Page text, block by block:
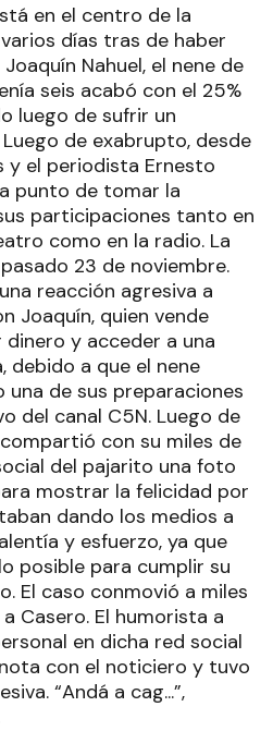
en el centro de la
días tras de haber
Nahuel, el nene de
seis acabó con el 25%
luego de sufrir un
de exabrupto, desde
y el periodista Ernesto
punto de tomar la
participaciones tanto en
como en la radio. La
23 de noviembre.
reacción agresiva a
Joaquín, quien vende
y acceder a una
debido a que el nene
una de sus preparaciones
del canal C5N. Luego de
con su miles de
del pajarito una foto
mostrar la felicidad por
dando los medios a
y esfuerzo, ya que
posible para cumplir su
El caso conmovió a miles
Casero. El humorista a
en dicha red social
con el noticiero y tuvo
“Andá a cag...”,